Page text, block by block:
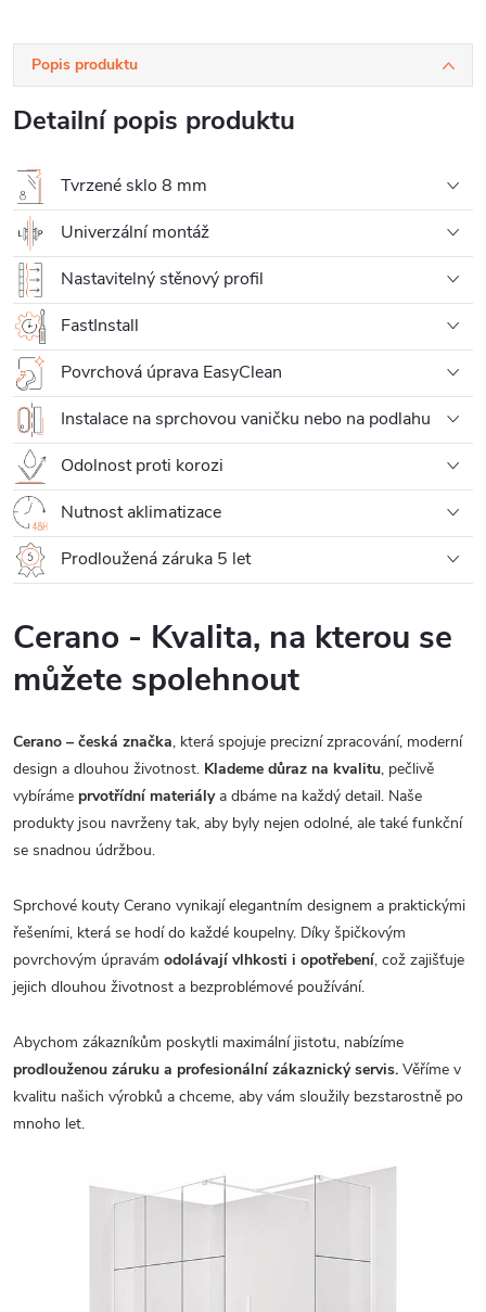
Popis produktu
Detailní popis produktu
Tvrzené sklo 8 mm
Univerzální montáž
Nastavitelný stěnový profil
FastInstall
Povrchová úprava EasyClean
Instalace na sprchovou vaničku nebo na podlahu
Odolnost proti korozi
Nutnost aklimatizace
Prodloužená záruka 5 let
Cerano - Kvalita, na kterou se
můžete spolehnout
Cerano – česká značka, která spojuje precizní zpracování, moderní
design a dlouhou životnost. Klademe důraz na kvalitu, pečlivě
vybíráme prvotřídní materiálya dbáme na každý detail. Naše
produkty jsou navrženy tak, aby byly nejen odolné, ale také funkční
se snadnou údržbou.
Sprchové kouty Cerano vynikají elegantním designem a praktickými
řešeními, která se hodí do každé koupelny. Díky špičkovým
povrchovým úpravám odolávají vlhkosti i opotřebení, což zajišťuje
jejich dlouhou životnost a bezproblémové používání.
Abychom zákazníkům poskytli maximální jistotu, nabízíme
prodlouženou záruku a profesionální zákaznický servis. Věříme v
kvalitu našich výrobků a chceme, aby vám sloužily bezstarostně po
mnoho let.